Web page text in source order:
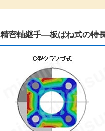
精密軸継手―板ばね式の特